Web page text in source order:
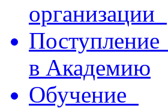
организации
Поступление
в Академию
Обучение